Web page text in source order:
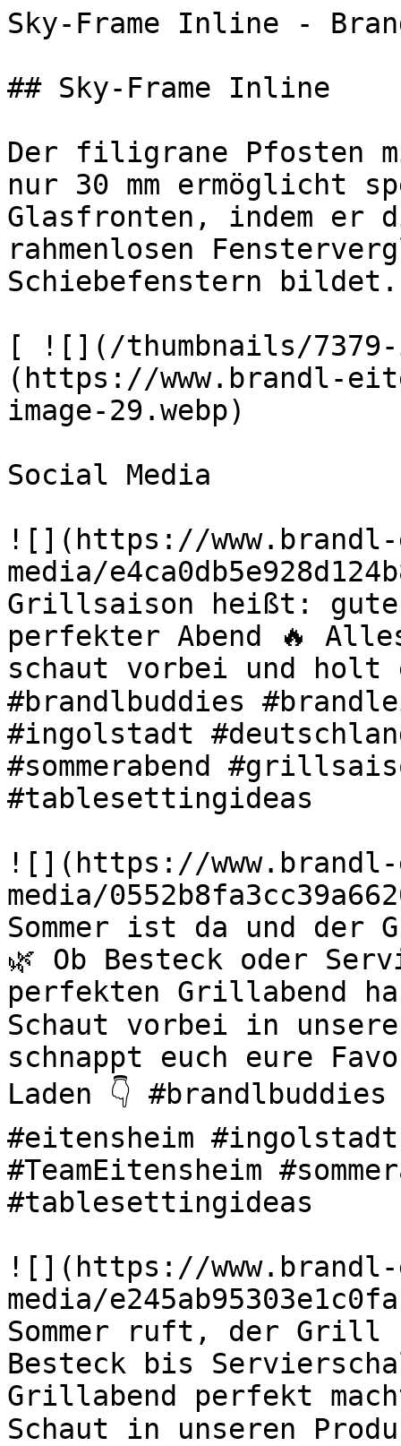
Sky-Frame Inline -
## Sky-Frame Inline
Der filigrane Pfosten
nur 30 mm ermöglicht
Glasfronten, indem er
rahmenlosen
Schiebefenstern bildet.
[ ![](/thumbnails/7379-
(https://www.brandl-
image-29.webp)
Social Media
![](https://
media/
Grillsaison heißt:
perfekter Abend 🔥
schaut vorbei und holt
#brandlbuddies
#ingolstadt
#sommerabend
#tablesettingideas
![](https://
media/
Sommer ist da und
🌿 Ob Besteck oder
perfekten Grillabend
Schaut vorbei in
schnappt euch eure
Laden 👇
#eitensheim
#TeamEitensheim
#tablesettingideas
![](https://
media/
Sommer ruft, der Grill
Besteck bis
Grillabend perfekt
Schaut in unseren